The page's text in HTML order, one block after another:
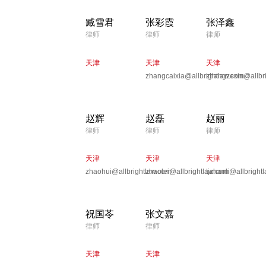
臧雪君
律师
天津
张彩霞
律师
天津
zhangcaixia@allbrightlaw.com
张泽鑫
律师
天津
赵辉
律师
天津
zhaohui@allbrightlaw.com
赵磊
律师
天津
zhaolei@allbrightlaw.com
赵丽
律师
天津
祝国苓
律师
天津
张文嘉
律师
天津